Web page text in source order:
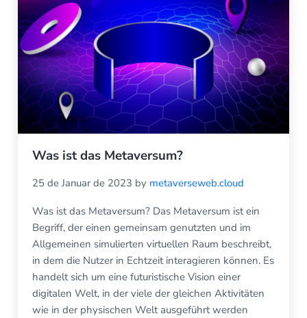
Was ist das Metaversum?
25 de Januar de 2023 by metaverseweb.cloud
Was ist das Metaversum? Das Metaversum ist ein
Begriff, der einen gemeinsam genutzten und im
Allgemeinen simulierten virtuellen Raum beschreibt,
in dem die Nutzer in Echtzeit interagieren können. Es
handelt sich um eine futuristische Vision einer
digitalen Welt, in der viele der gleichen Aktivitäten
wie in der physischen Welt ausgeführt werden